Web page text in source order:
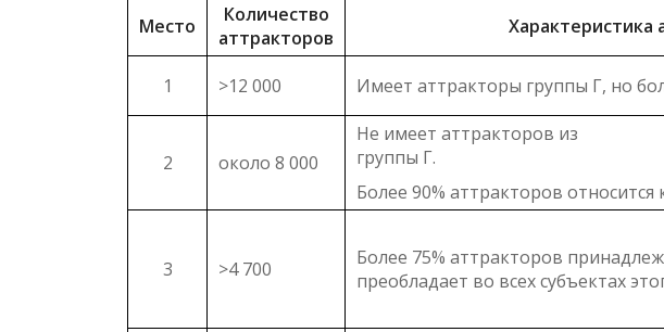
Место
Количество
аттракторов
Характеристика
1 >12 000 Имеет аттракторы группы Г, но
2 около 8 000
Не имеет аттракторов из
группы Г.
Более 90% аттракторов относится
3 >4 700
Более 75% аттракторов
преобладает во всех субъектах